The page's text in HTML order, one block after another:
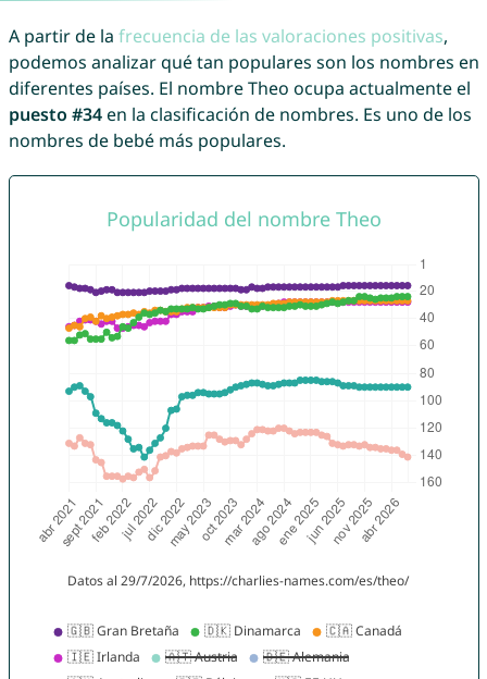
A partir de la frecuencia de las valoraciones positivas,
podemos analizar qué tan populares son los nombres en
diferentes países. El nombre Theo ocupa actualmente el
puesto #34en la clasificación de nombres. Es uno de los
nombres de bebé más populares.